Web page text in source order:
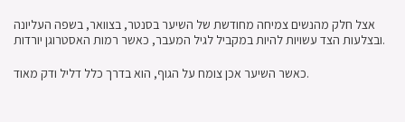
אצל חלק מהנשים צמיחה מחודשת של השיער בסנטר, בצוואר, בשפה העליונה
ובצלעות הצד עשויות להיות במקביל לגיל המעבר, כאשר רמות האסטרוגן יורדות.
כאשר השיער אכן צומח על הגוף, הוא בדרך כלל דליל ודק מאוד.